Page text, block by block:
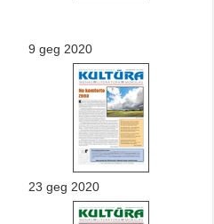
9 geg 2020
23 geg 2020